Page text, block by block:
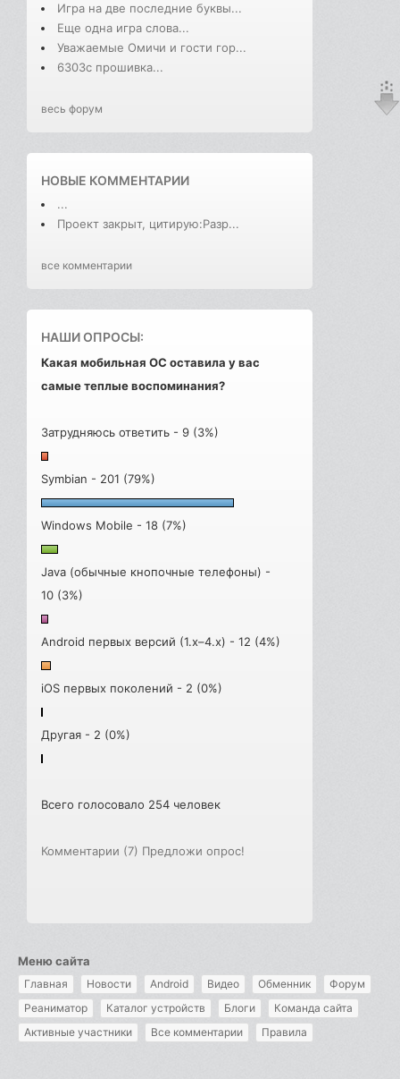
Игра на две последние буквы...
Еще одна игра слова...
Уважаемые Омичи и гости гор...
6303с прошивка...
весь форум
НОВЫЕ КОММЕНТАРИИ
...
Проект закрыт, цитирую:Разр...
все комментарии
НАШИ ОПРОСЫ:
Какая мобильная ОС оставила у вас
самые теплые воспоминания?
Затрудняюсь ответить - 9 (3%)
Symbian - 201 (79%)
Windows Mobile - 18 (7%)
Java (обычные кнопочные телефоны) -
10 (3%)
Android первых версий (1.x–4.x) - 12 (4%)
iOS первых поколений - 2 (0%)
Другая - 2 (0%)
Всего голосовало 254 человек
Комментарии (7) Предложи опрос!
Меню сайта
Главная Новости Android Видео Обменник
Форум
Реаниматор
Каталог устройств Блоги
Команда сайта
Активные участники
Все комментарии Правила